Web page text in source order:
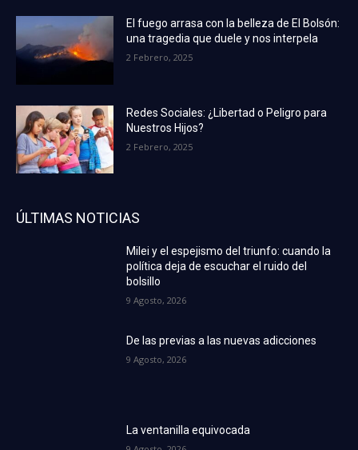
El fuego arrasa con la belleza de El Bolsón:
una tragedia que duele y nos interpela
2 Febrero, 2025
Redes Sociales: ¿Libertad o Peligro para
Nuestros Hijos?
2 Febrero, 2025
ÚLTIMAS NOTICIAS
Milei y el espejismo del triunfo: cuando la
política deja de escuchar el ruido del
bolsillo
9 Agosto, 2026
De las previas a las nuevas adicciones
9 Agosto, 2026
La ventanilla equivocada